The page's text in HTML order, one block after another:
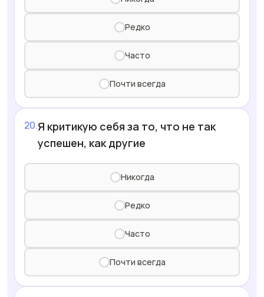
Редко
Часто
Почти всегда
Я критикую себя за то, что не так
успешен, как другие
Никогда
Редко
Часто
Почти всегда